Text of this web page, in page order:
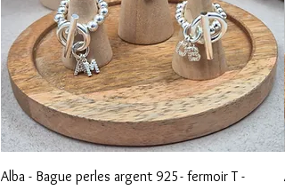
Alba - Bague perles argent 925- fermoir T -